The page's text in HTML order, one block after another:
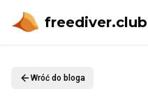
freediver.club
Wróć do bloga